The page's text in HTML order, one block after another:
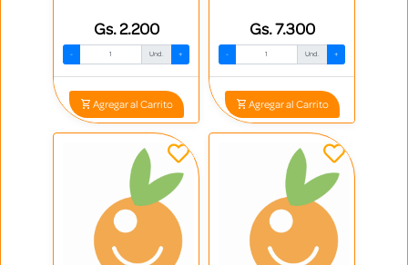
Gs. 2.200
- Und. +
Agregar al Carrito
Gs. 7.300
- Und. +
Agregar al Carrito